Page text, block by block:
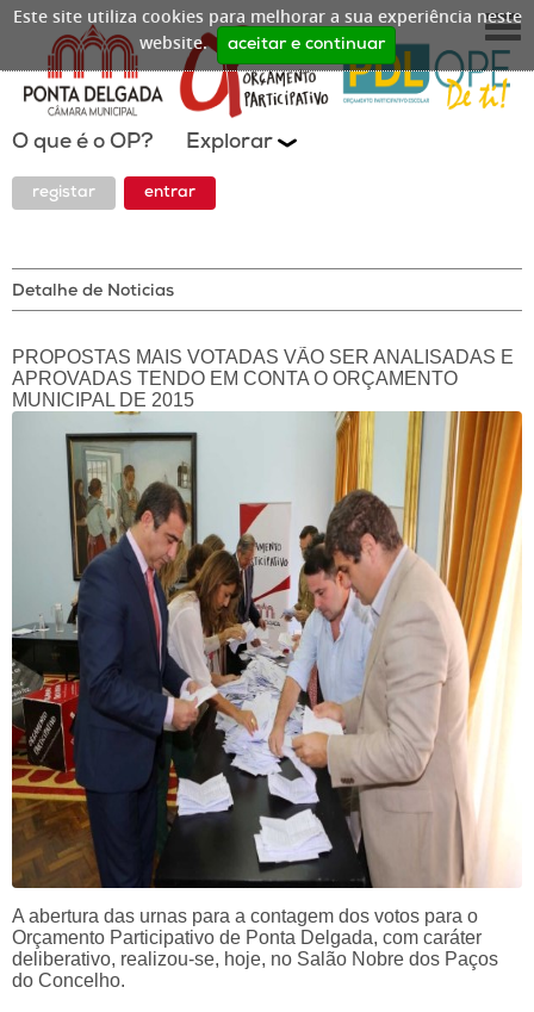
Este site utiliza cookies para melhorar a sua experiência neste
website.
aceitar e continuar
O que é o OP? Explorar
registar entrar
Detalhe de Noticias
PROPOSTAS MAIS VOTADAS VÃO SER ANALISADAS E
APROVADAS TENDO EM CONTA O ORÇAMENTO
MUNICIPAL DE 2015
A abertura das urnas para a contagem dos votos para o
Orçamento Participativo de Ponta Delgada, com caráter
deliberativo, realizou-se, hoje, no Salão Nobre dos Paços
do Concelho.